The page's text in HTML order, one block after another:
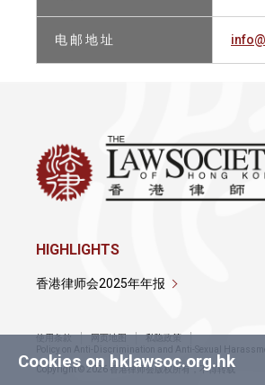
电 邮 地 址
Cookies on hklawsoc.org.hk
HIGHLIGHTS
香港律师会2025年年报
使用条款 网页地图
私隐政策
Policy on Anti-Discrimination and Anti-Sexual
Copyright © 2026 香港律师会版权所有，不得转载